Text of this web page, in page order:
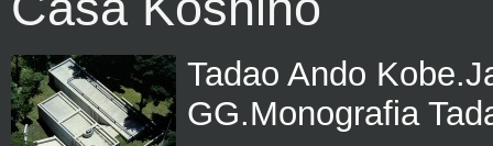
Tadao Ando
GG.Monografia